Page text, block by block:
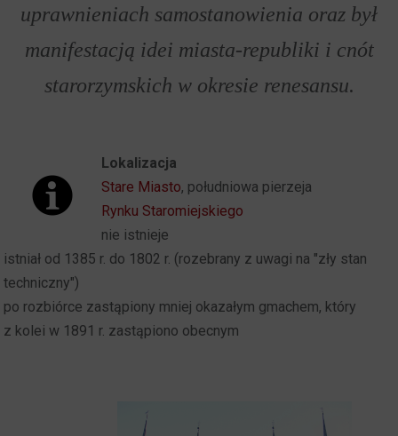
uprawnieniach samostanowienia oraz był
manifestacją idei miasta-republiki i cnót
starorzymskich w okresie renesansu.
Lokalizacja
Stare Miasto, południowa pierzeja
Rynku Staromiejskiego
nie istnieje
istniał od 1385 r. do 1802 r. (rozebrany z uwagi na "zły stan
techniczny")
po rozbiórce zastąpiony mniej okazałym gmachem, który
z kolei w 1891 r. zastąpiono obecnym